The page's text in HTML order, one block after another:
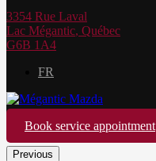
3354 Rue Laval
Lac Mégantic, Québec
G6B 1A4
FR
Book service appointment
Previous